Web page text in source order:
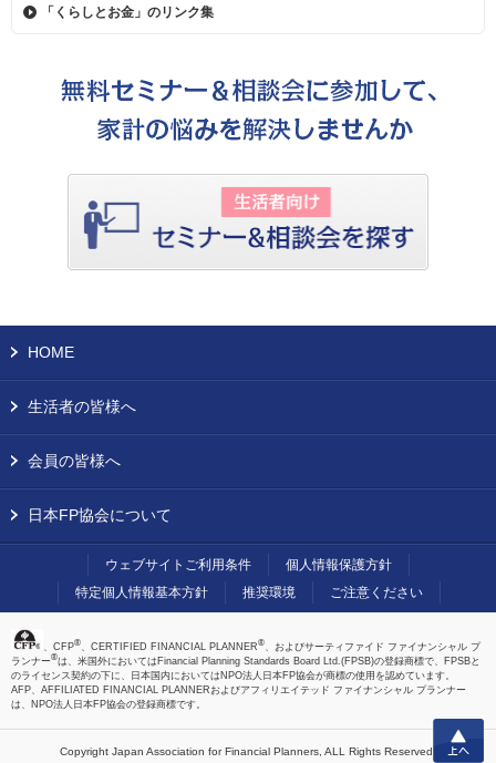
「くらしとお金」のリンク集
上へ
HOME
生活者の皆様へ
会員の皆様へ
日本FP協会について
ウェブサイトご利用条件
個人情報保護方針
特定個人情報基本方針
推奨環境 ご注意ください
、CFP® 、CERTIFIED FINANCIAL PLANNER® 、およびサーティファイド ファイナンシャル プ
ランナー®は、米国外においてはFinancial Planning Standards Board Ltd.(FPSB)の登録商標で、FPSBと
のライセンス契約の下に、日本国内においてはNPO法人日本FP協会が商標の使用を認めています。
AFP、AFFILIATED FINANCIAL PLANNERおよびアフィリエイテッド ファイナンシャル プランナー
は、NPO法人日本FP協会の登録商標です。
Copyright Japan Association for Financial Planners, ALL Rights Reserved.